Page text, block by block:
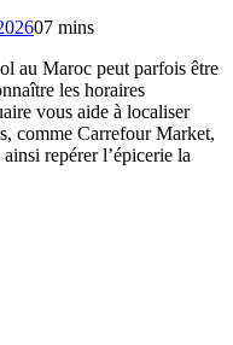
07 mins
au Maroc peut parfois être
les horaires
vous aide à localiser
comme Carrefour Market,
repérer l’épicerie la